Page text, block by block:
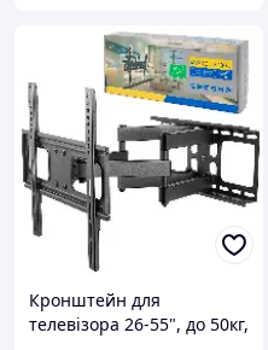
Кронштейн для
телевізора 26-55", до 50кг,